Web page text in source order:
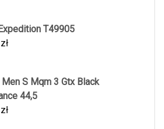
T49905
zł
S Mqm 3 Gtx Black
44,5
zł